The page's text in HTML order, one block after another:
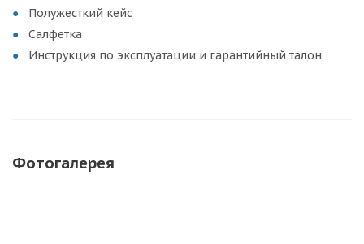
Полужесткий кейс
Салфетка
Инструкция по эксплуатации и гарантийный талон
Фотогалерея